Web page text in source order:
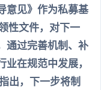
意见》作为私募基
性文件，对下一
通过完善机制、补
在规范中发展，
出，下一步将制